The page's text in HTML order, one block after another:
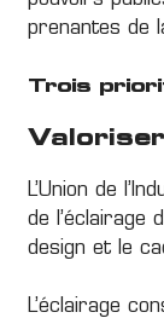
prenantes de
Trois
L’Union de
de l’éclairage
design et le
L’éclairage